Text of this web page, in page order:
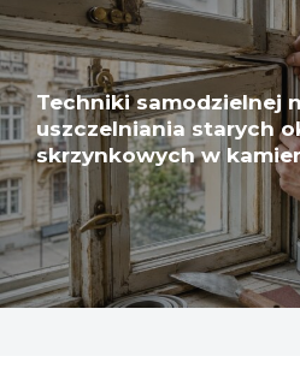
Techniki samodzielnej
uszczelniania starych
skrzynkowych w